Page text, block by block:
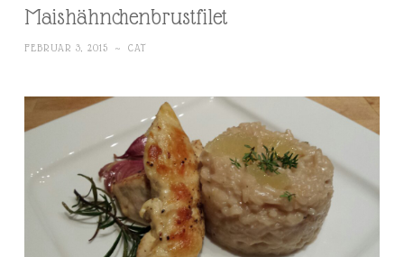
Maishähnchenbrustfilet
FEBRUAR 3, 2015 ~ CAT